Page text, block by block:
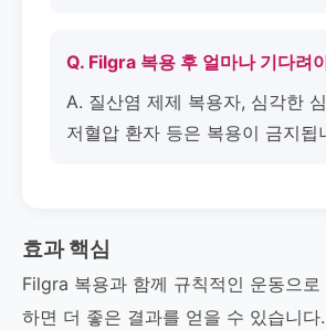
Q. Filgra 복용 후 얼마나 기다려
A. 질산염 제제 복용자, 심각한
저혈압 환자 등은 복용이 금지됩
효과 핵심
Filgra 복용과 함께 규칙적인 운동으로
하면 더 좋은 결과를 얻을 수 있습니다.